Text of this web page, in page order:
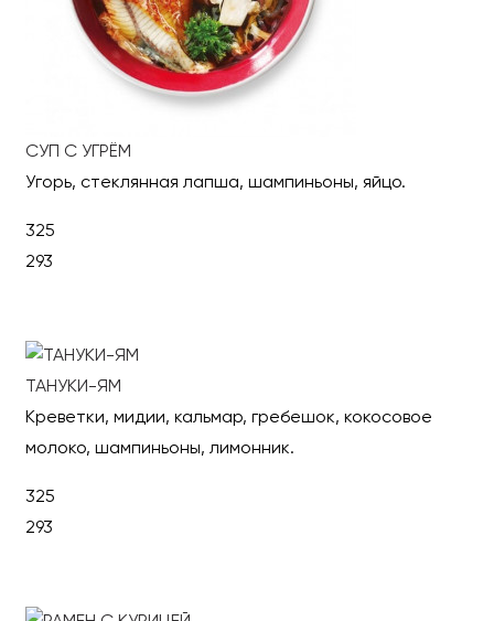
СУП С УГРЁМ
Угорь, стеклянная лапша, шампиньоны, яйцо.
325
293
ТАНУКИ-ЯМ
Креветки, мидии, кальмар, гребешок, кокосовое
молоко, шампиньоны, лимонник.
325
293